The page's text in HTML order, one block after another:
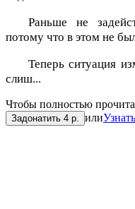
Раньше не
потому что в этом не
Теперь ситуация
слиш...
Чтобы полностью
Задонатить 4 р. или